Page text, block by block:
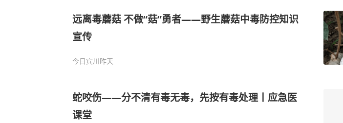
远离毒蘑菇 不做“菇”勇者——野生蘑菇中毒防控知识
宣传
今日宾川昨天
蛇咬伤——分不清有毒无毒，先按有毒处理丨应急医
课堂